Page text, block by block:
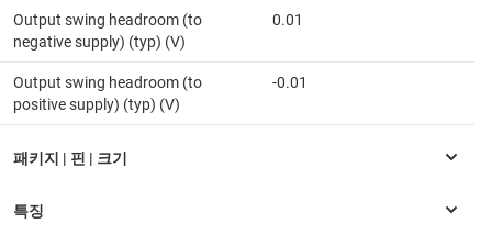
Output swing headroom (to
negative supply) (typ) (V)
0.01
Output swing headroom (to
positive supply) (typ) (V)
-0.01